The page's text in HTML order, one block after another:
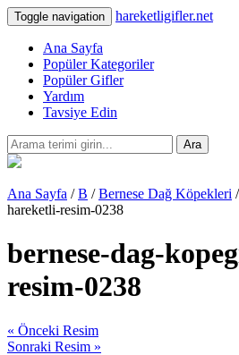
Toggle navigation hareketligifler.net
Ana Sayfa
Popüler Kategoriler
Popüler Gifler
Yardım
Tavsiye Edin
Ara
Ana Sayfa /B /Bernese Dağ Köpekleri
hareketli-resim-0238
bernese-dag-
resim-0238
« Önceki Resim
Sonraki Resim »